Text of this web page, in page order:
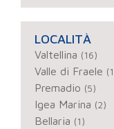
LOCALITÀ
Valtellina (16)
Valle di Fraele
Premadio (5)
Igea Marina (2)
Bellaria (1)